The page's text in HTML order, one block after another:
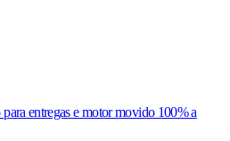
entregas e motor movido 100% a